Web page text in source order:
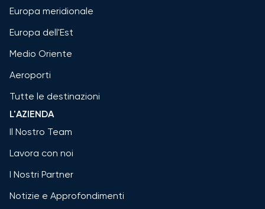
Europa meridionale
Europa dell'Est
Medio Oriente
Aeroporti
Tutte le destinazioni
L'AZIENDA
Il Nostro Team
Lavora con noi
I Nostri Partner
Notizie e Approfondimenti